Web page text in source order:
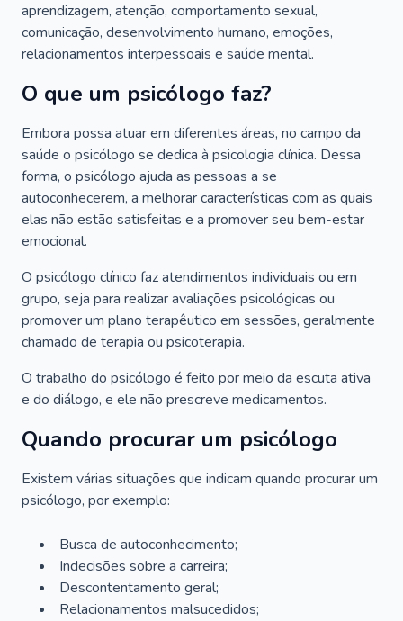
aprendizagem, atenção, comportamento sexual,
comunicação, desenvolvimento humano, emoções,
relacionamentos interpessoais e saúde mental.
O que um psicólogo faz?
Embora possa atuar em diferentes áreas, no campo da
saúde o psicólogo se dedica à psicologia clínica. Dessa
forma, o psicólogo ajuda as pessoas a se
autoconhecerem, a melhorar características com as quais
elas não estão satisfeitas e a promover seu bem-estar
emocional.
O psicólogo clínico faz atendimentos individuais ou em
grupo, seja para realizar avaliações psicológicas ou
promover um plano terapêutico em sessões, geralmente
chamado de terapia ou psicoterapia.
O trabalho do psicólogo é feito por meio da escuta ativa
e do diálogo, e ele não prescreve medicamentos.
Quando procurar um psicólogo
Existem várias situações que indicam quando procurar um
psicólogo, por exemplo:
Busca de autoconhecimento;
Indecisões sobre a carreira;
Descontentamento geral;
Relacionamentos malsucedidos;